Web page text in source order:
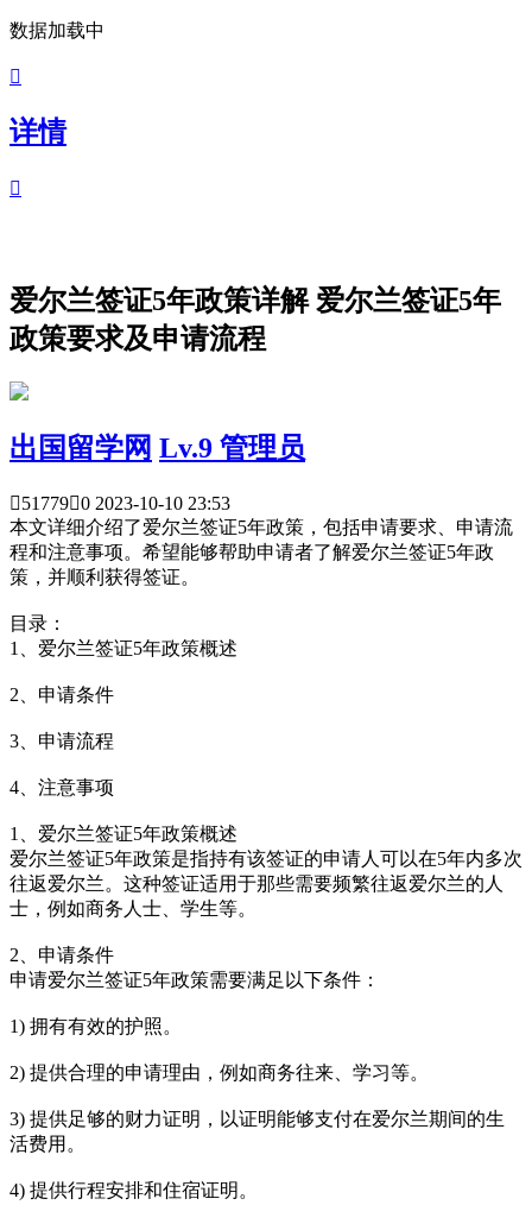
数据加载中

详情

爱尔兰签证5年政策详解 爱尔兰签证5年
政策要求及申请流程
出国留学网 Lv.9 管理员
517790 2023-10-10 23:53
本文详细介绍了爱尔兰签证5年政策，包括申请要求、申请流
程和注意事项。希望能够帮助申请者了解爱尔兰签证5年政
策，并顺利获得签证。
目录：
1、爱尔兰签证5年政策概述
2、申请条件
3、申请流程
4、注意事项
1、爱尔兰签证5年政策概述
爱尔兰签证5年政策是指持有该签证的申请人可以在5年内多次
往返爱尔兰。这种签证适用于那些需要频繁往返爱尔兰的人
士，例如商务人士、学生等。
2、申请条件
申请爱尔兰签证5年政策需要满足以下条件：
1) 拥有有效的护照。
2) 提供合理的申请理由，例如商务往来、学习等。
3) 提供足够的财力证明，以证明能够支付在爱尔兰期间的生
活费用。
4) 提供行程安排和住宿证明。